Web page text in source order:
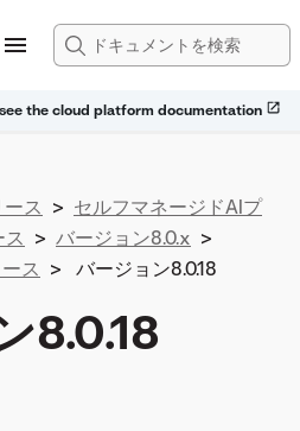
the cloud platform documentation
ス > セルフマネージドAIプ
> バージョン8.0.x >
ス > バージョン8.0.18
8.0.18